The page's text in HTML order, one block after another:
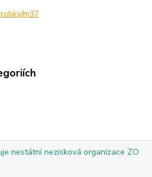
m37
nestátní nezisková organizace ZO